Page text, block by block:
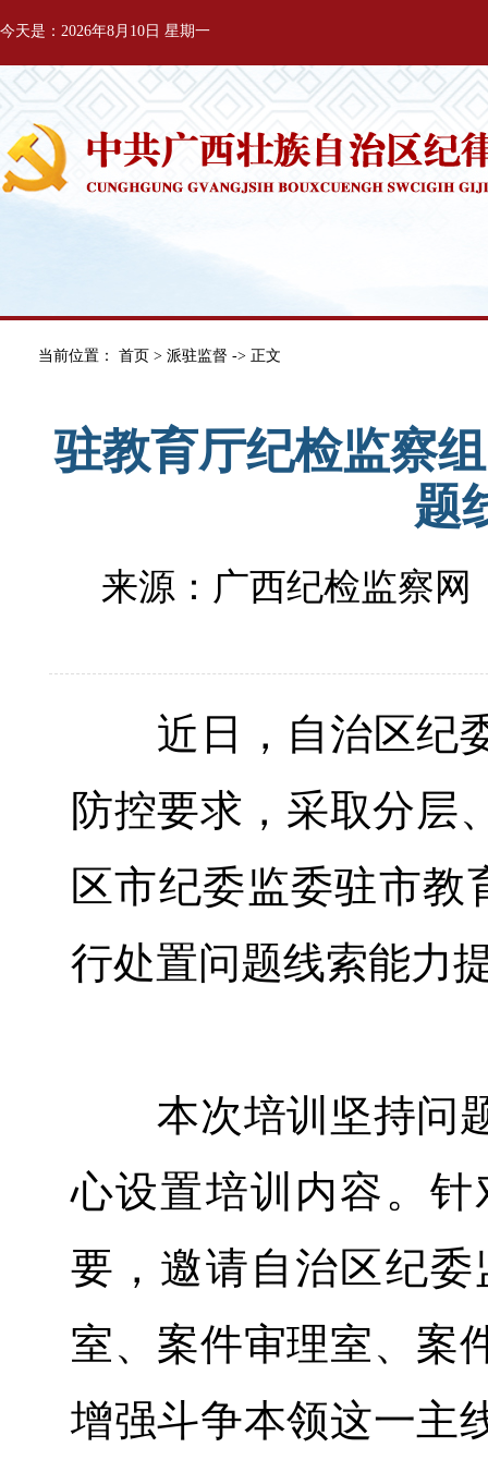
今天是：2026年8月10日 星期一
当前位置： 首页 > 派驻监督 -> 正文
驻教育厅纪检监察
题
来源：广西纪检监察网
近日，自治区纪委
防控要求，采取分层
区市纪委监委驻市教
行处置问题线索能力
本次培训坚持问题
心设置培训内容。
要，邀请自治区纪
室、案件审理室、案
增强斗争本领这一主